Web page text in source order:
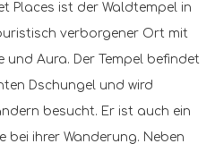
Places ist der Waldtempel in
verborgener Ort mit
und Aura. Der Tempel befindet
Dschungel und wird
besucht. Er ist auch ein
bei ihrer Wanderung. Neben